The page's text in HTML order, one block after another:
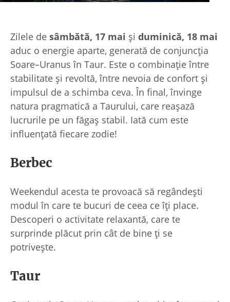
Zilele de sâmbătă, 17 mai și duminică, 18 mai
aduc o energie aparte, generată de conjuncția
Soare–Uranus în Taur. Este o combinație între
stabilitate și revoltă, între nevoia de confort și
impulsul de a schimba ceva. În final, învinge
natura pragmatică a Taurului, care reașază
lucrurile pe un făgaș stabil. Iată cum este
influențată fiecare zodie!
Berbec
Weekendul acesta te provoacă să regândești
modul în care te bucuri de ceea ce îți place.
Descoperi o activitate relaxantă, care te
surprinde plăcut prin cât de bine ți se
potrivește.
Taur